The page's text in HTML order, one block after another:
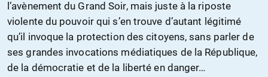
l’avènement du Grand Soir, mais juste à la riposte
violente du pouvoir qui s’en trouve d’autant légitimé
qu’il invoque la protection des citoyens, sans parler de
ses grandes invocations médiatiques de la République,
de la démocratie et de la liberté en danger…